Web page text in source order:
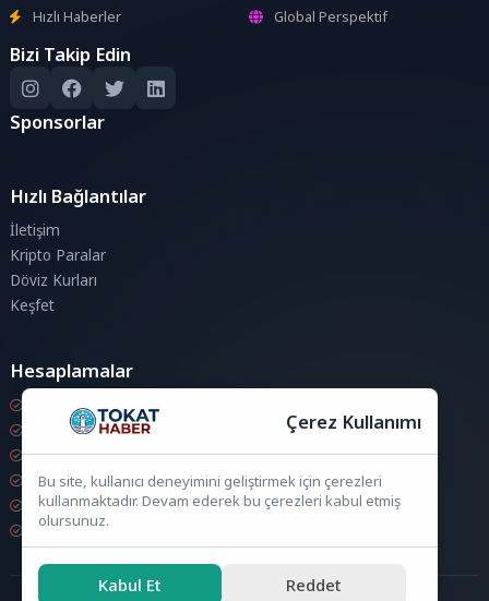
Hızlı Haberler
Global Perspektif
Bizi Takip Edin
Sponsorlar
Hızlı Bağlantılar
İletişim
Kripto Paralar
Döviz Kurları
Keşfet
Hesaplamalar
Kripto Para Hesaplama
Döviz Hesaplama
KDV Hesaplama
İndirim Hesaplama
Zam Hesaplama
Bileşik Hesaplama
Çerez Kullanımı
Bu site, kullanıcı deneyimini geliştirmek için çerezleri
kullanmaktadır. Devam ederek bu çerezleri kabul etmiş
olursunuz.
Kabul Et Reddet